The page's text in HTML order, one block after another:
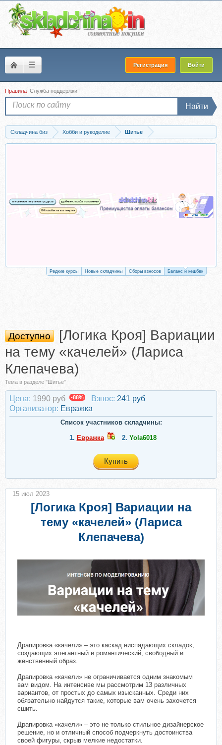
☰ Регистрация Войти
Правила Служба поддержки
Найти
Складчина биз Хобби и рукоделие
Шитье
Скачать [Логика Кроя] Вариации на тему «качелей» (Лариса Клепачева)
Редкие курсы Новые складчины Сборы взносов Баланс и кешбек
Доступно
[Логика Кроя] Вариации
на тему «качелей» (Лариса
Клепачева)
Тема в разделе "Шитье"
Цена: 1990 руб -88% Взнос: 241 руб
Организатор: Евражкa
Список участников складчины:
1. Евражкa 2. Yola6018
Купить
[Логика Кроя] Вариации на
тему «качелей» (Лариса
Клепачева)
Драпировка «качели» – это каскад ниспадающих складок,
создающих элегантный и романтический, свободный и
женственный образ.
Драпировка «качели» не ограничивается одним знакомым
вам видом. На интенсиве мы рассмотрим 13 различных
вариантов, от простых до самых изысканных. Среди них
обязательно найдутся такие, которые вам очень захочется
сшить.
Драпировка «качели» – это не только стильное дизайнерское
решение, но и отличный способ подчеркнуть достоинства
своей фигуры, скрыв мелкие недостатки.
15 июл 2023